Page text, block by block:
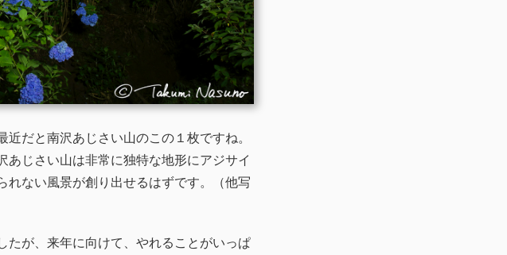
だと南沢あじさい山のこの１枚ですね。
じさい山は非常に独特な地形にアジサイ
れない風景が創り出せるはずです。（他写
たが、来年に向けて、やれることがいっぱ